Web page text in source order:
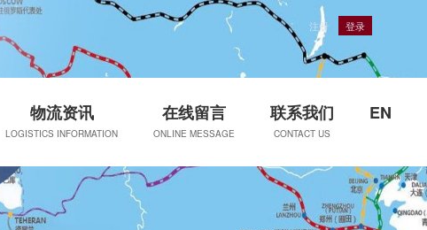
注册 登录
物流资讯
LOGISTICS INFORMATION
在线留言
ONLINE MESSAGE
联系我们
CONTACT US
EN